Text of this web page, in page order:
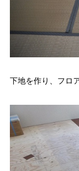
下地を作り、フロ